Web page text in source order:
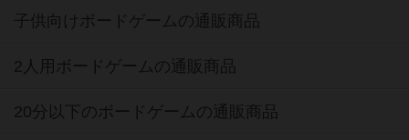
子供向けボードゲームの通販商品
2人用ボードゲームの通販商品
20分以下のボードゲームの通販商品